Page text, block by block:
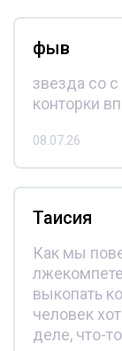
фыв
звезда со с
конторки
08.07.26
Таисия
Как мы
выкопать
человек
деле, что-